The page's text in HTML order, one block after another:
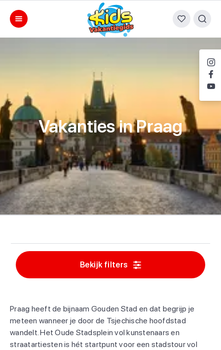
Vakanties in Praag
Bekijk filters
Praag heeft de bijnaam Gouden Stad en dat begrijp je
meteen wanneer je door de Tsjechische hoofdstad
wandelt. Het Oude Stadsplein vol kunstenaars en
straatartiesten is hét startpunt voor een stadstour vol